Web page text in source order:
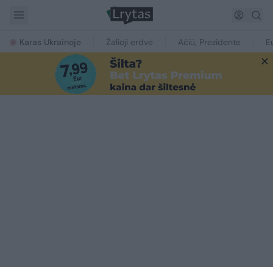
Karas Ukrainoje Žalioji erdvė Ačiū, Prezidente